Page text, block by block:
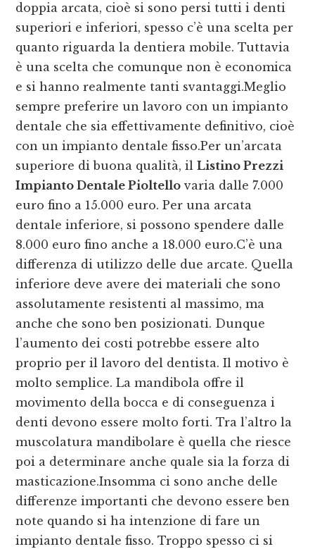
doppia arcata, cioè si sono persi tutti i denti
superiori e inferiori, spesso c’è una scelta per
quanto riguarda la dentiera mobile. Tuttavia
è una scelta che comunque non è economica
e si hanno realmente tanti svantaggi.Meglio
sempre preferire un lavoro con un impianto
dentale che sia effettivamente definitivo, cioè
con un impianto dentale fisso.Per un’arcata
superiore di buona qualità, ilListino Prezzi
Impianto Dentale Pioltello varia dalle 7.000
euro fino a 15.000 euro. Per una arcata
dentale inferiore, si possono spendere dalle
8.000 euro fino anche a 18.000 euro.C’è una
differenza di utilizzo delle due arcate. Quella
inferiore deve avere dei materiali che sono
assolutamente resistenti al massimo, ma
anche che sono ben posizionati. Dunque
l’aumento dei costi potrebbe essere alto
proprio per il lavoro del dentista. Il motivo è
molto semplice. La mandibola offre il
movimento della bocca e di conseguenza i
denti devono essere molto forti. Tra l’altro la
muscolatura mandibolare è quella che riesce
poi a determinare anche quale sia la forza di
masticazione.Insomma ci sono anche delle
differenze importanti che devono essere ben
note quando si ha intenzione di fare un
impianto dentale fisso. Troppo spesso ci si